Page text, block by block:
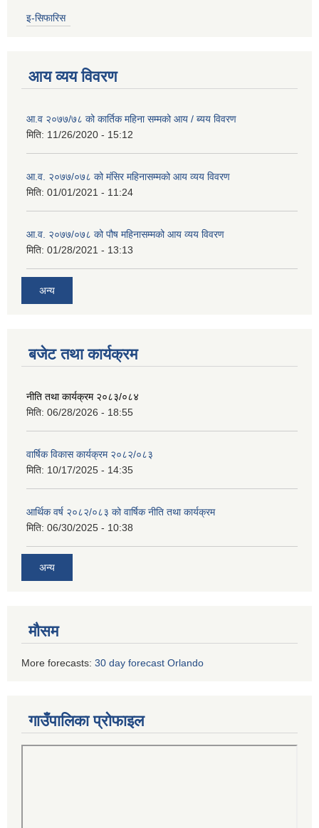
इ-सिफारिस
आय व्यय विवरण
आ.व २०७७/७८ को कार्तिक महिना सम्मको आय / ब्यय विवरण
मिति: 11/26/2020 - 15:12
आ.व. २०७७/०७८ को मंसिर महिनासम्मको आय व्यय विवरण
मिति: 01/01/2021 - 11:24
आ.व. २०७७/०७८ को पौष महिनासम्मको आय व्यय विवरण
मिति: 01/28/2021 - 13:13
अन्य
बजेट तथा कार्यक्रम
नीति तथा कार्यक्रम २०८३/०८४
मिति: 06/28/2026 - 18:55
वार्षिक विकास कार्यक्रम २०८२/०८३
मिति: 10/17/2025 - 14:35
आर्थिक वर्ष २०८२/०८३ को वार्षिक नीति तथा कार्यक्रम
मिति: 06/30/2025 - 10:38
अन्य
मौसम
More forecasts: 30 day forecast Orlando
गाउँपालिका प्रोफाइल